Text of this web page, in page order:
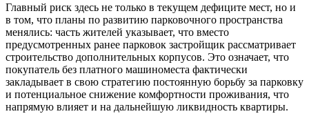
Главный риск здесь не только в текущем дефиците мест, но и
в том, что планы по развитию парковочного пространства
менялись: часть жителей указывает, что вместо
предусмотренных ранее парковок застройщик рассматривает
строительство дополнительных корпусов. Это означает, что
покупатель без платного машиноместа фактически
закладывает в свою стратегию постоянную борьбу за парковку
и потенциальное снижение комфортности проживания, что
напрямую влияет и на дальнейшую ликвидность квартиры.